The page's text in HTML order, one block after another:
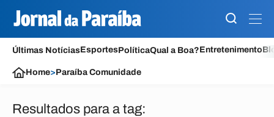
Últimas NotíciasEsportesPolíticaQual a Boa?Entretenimento
Home>Paraíba Comunidade
Resultados para a tag: